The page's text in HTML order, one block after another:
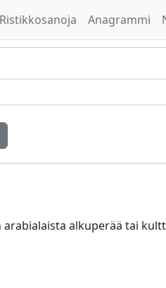
Ristikkosanoja Anagrammi
alkuperää tai